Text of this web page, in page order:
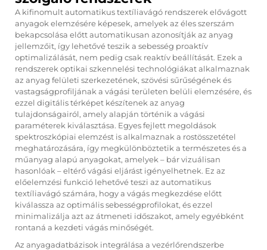
A kifinomult automatikus textíliavágó rendszerek elővágott
anyagok elemzésére képesek, amelyek az éles szerszám
bekapcsolása előtt automatikusan azonosítják az anyag
jellemzőit, így lehetővé teszik a sebesség proaktív
optimalizálását, nem pedig csak reaktív beállítását. Ezek a
rendszerek optikai szkennelési technológiákat alkalmaznak
az anyag felületi szerkezetének, szövési sűrűségének és
vastagságprofiljának a vágási területen belüli elemzésére, és
ezzel digitális térképet készítenek az anyag
tulajdonságairól, amely alapján történik a vágási
paraméterek kiválasztása. Egyes fejlett megoldások
spektroszkópiai elemzést is alkalmaznak a rostösszetétel
meghatározására, így megkülönböztetik a természetes és a
műanyag alapú anyagokat, amelyek – bár vizuálisan
hasonlóak – eltérő vágási eljárást igényelhetnek. Ez az
előelemzési funkció lehetővé teszi az automatikus
textíliavágó számára, hogy a vágás megkezdése előtt
kiválassza az optimális sebességprofilokat, és ezzel
minimalizálja azt az átmeneti időszakot, amely egyébként
rontaná a kezdeti vágás minőségét.
Az anyagadatbázisok integrálása a vezérlőrendszerbe